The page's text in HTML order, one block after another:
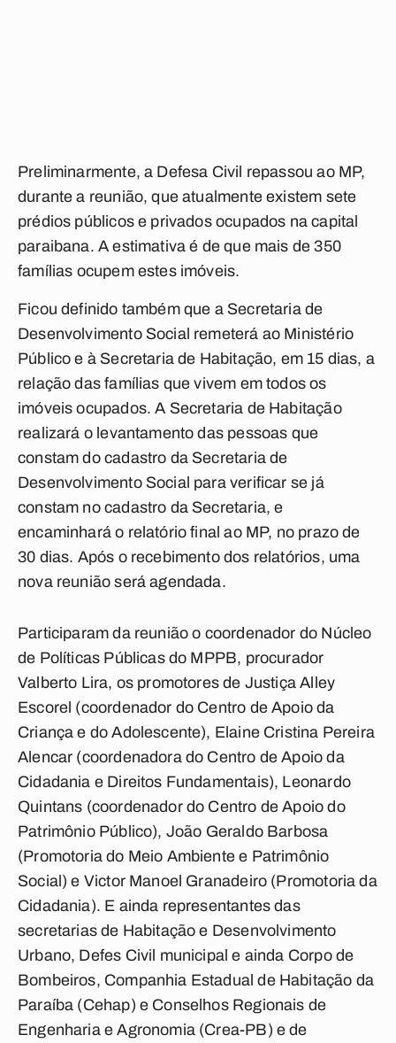
Preliminarmente, a Defesa Civil repassou ao MP,
durante a reunião, que atualmente existem sete
prédios públicos e privados ocupados na capital
paraibana. A estimativa é de que mais de 350
famílias ocupem estes imóveis.
Ficou definido também que a Secretaria de
Desenvolvimento Social remeterá ao Ministério
Público e à Secretaria de Habitação, em 15 dias, a
relação das famílias que vivem em todos os
imóveis ocupados. A Secretaria de Habitação
realizará o levantamento das pessoas que
constam do cadastro da Secretaria de
Desenvolvimento Social para verificar se já
constam no cadastro da Secretaria, e
encaminhará o relatório final ao MP, no prazo de
30 dias. Após o recebimento dos relatórios, uma
nova reunião será agendada.
Participaram da reunião o coordenador do Núcleo
de Políticas Públicas do MPPB, procurador
Valberto Lira, os promotores de Justiça Alley
Escorel (coordenador do Centro de Apoio da
Criança e do Adolescente), Elaine Cristina Pereira
Alencar (coordenadora do Centro de Apoio da
Cidadania e Direitos Fundamentais), Leonardo
Quintans (coordenador do Centro de Apoio do
Patrimônio Público), João Geraldo Barbosa
(Promotoria do Meio Ambiente e Patrimônio
Social) e Victor Manoel Granadeiro (Promotoria da
Cidadania). E ainda representantes das
secretarias de Habitação e Desenvolvimento
Urbano, Defes Civil municipal e ainda Corpo de
Bombeiros, Companhia Estadual de Habitação da
Paraíba (Cehap) e Conselhos Regionais de
Engenharia e Agronomia (Crea-PB) e de